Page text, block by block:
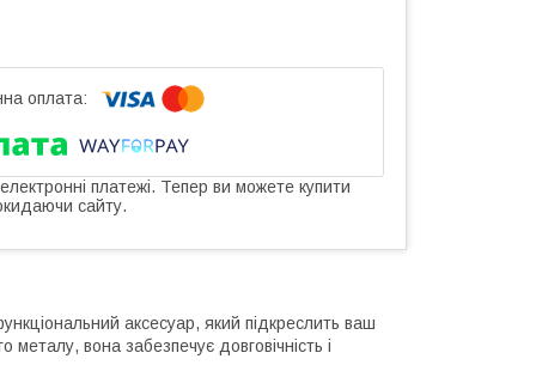
платежі. Тепер ви можете купити
сайту.
аксесуар, який підкреслить ваш
вона забезпечує довговічність і